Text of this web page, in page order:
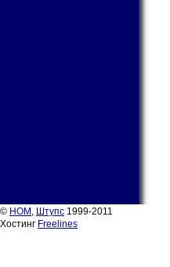
© НОМ , Штупс 1999-2011
Хостинг Freelines